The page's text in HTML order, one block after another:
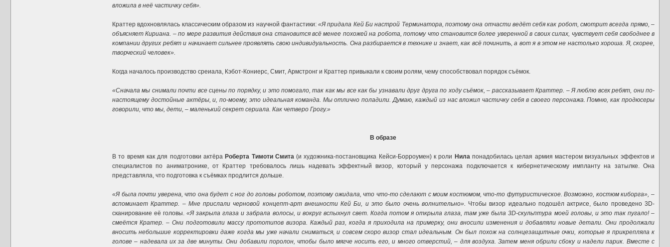
вложила в неё частичку себя».
Краттер вдохновлялась классическим образом из научной фантастики:«Я придала Кей Би настрой Терминатора, поэтому она отчасти ведёт себя как робот, смотрит всегда прямо, –
объясняет Кириана. – по мере развития действия она становится всё менее похожей на робота, потому что становится более уверенной в своих силах, чувствует себя свободнее в
компании других ребят и начинает сильнее проявлять свою индивидуальность. Она разбирается в технике и знает, как всё починить, а вот я в этом не настолько хороша. Я, скорее,
творческий человек».
Когда началось производство среиала, Кэбот-Кониерс, Смит, Армстронг и Краттер привыкали к своим ролям, чему способствовал порядок съёмок.
«Сначала мы снимали почти все сцены по порядку, и это помогало, так как мы все как бы узнавали друг друга по ходу съёмок, – рассказывает Краттер. – Я люблю всех ребят, они по-
настоящему достойные актёры, и, по-моему, это идеальная команда. Мы отлично поладили. Думаю, каждый из нас вложил частичку себя в своего персонажа. Помню, как продюсеры
говорили, что мы, дети, – маленький секрет сериала. Как четверо Грогу.»
В образе
В то время как для подготовки актёра Роберта Тимоти Смита(и художника-постановщика Кейси-Борроумен) к роли Нилапонадобилась целая армия мастером визуальных эффектов и
специалистов по аниматронике, от Краттер требовалось лишь надевать эффектный визор, который у персонажа подключается к кибернетическому импланту на затылке. Она
представляла, что подготовка к съёмках продлится дольше.
«Я была почти уверена, что она будет с ног до головы роботом, поэтому ожидала, что что-то сделают с моим костюмом, что-то футуристическое. Возможно, костюм киборга», –
вспоминает Краттер. – Мне прислали черновой концепт-арт внешности Кей Би, и это было очень волнительно». Чтобы визор идеально подошёл актрисе, было проведено 3D-
сканирование её головы. «Я закрыла глаза и забрала волосы, и вокруг вспыхнул свет. Когда потом я открыла глаза, там уже была 3D-скульптура моей головы, и это так пугало! –
смеётся Кратер. – Они подготовили массу прототипов визора. Каждый раз, когда я приходила на примерку, они вносили изменения и добавляли новые детали. Они продолжали
вносить небольшие корректировки даже когда мы уже начали сниматься, и совсем скоро визор стал идеальным. Он был похож на солнцезащитные очки, которые я прикрепляла к
голове – надевала их за две минуты. Они добавили поролон, чтобы было мягче носить его, и много отверстий, – для воздуха. Затем меня обрили сбоку и надели парик. Вместе с